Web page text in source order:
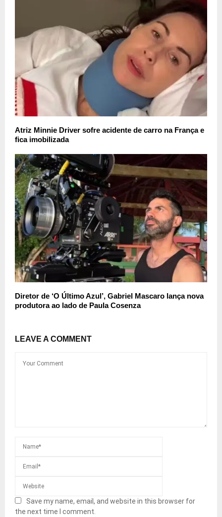
Atriz Minnie Driver sofre acidente de carro na França e
fica imobilizada
Diretor de ‘O Último Azul’, Gabriel Mascaro lança nova
produtora ao lado de Paula Cosenza
LEAVE A COMMENT
Save my name, email, and website in this browser for
the next time I comment.